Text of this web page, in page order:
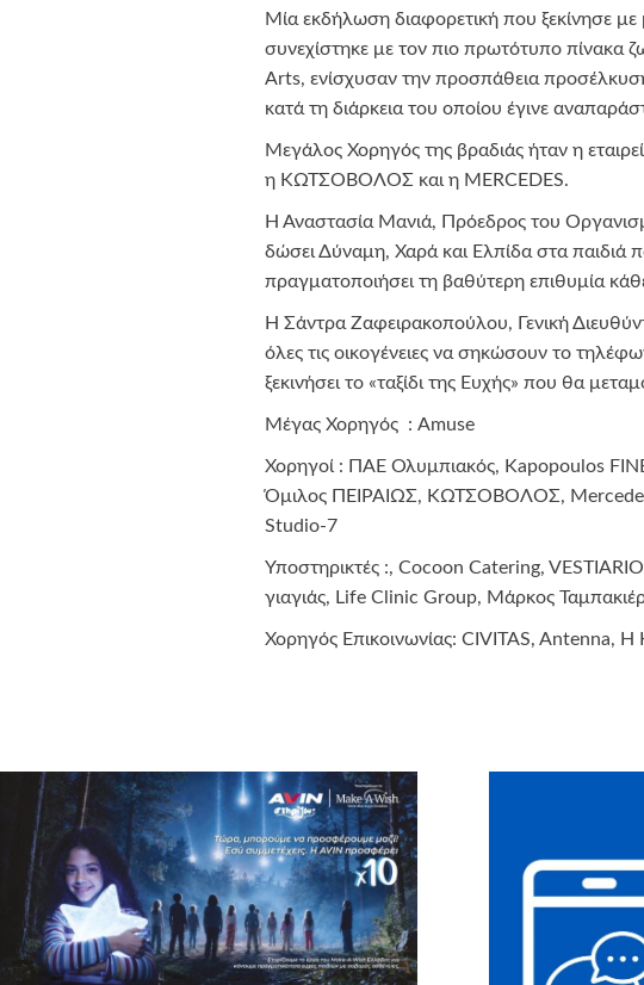
Μία εκδήλωση διαφορετική που ξεκίνησε
συνεχίστηκε με τον πιο πρωτότυπο
Arts, ενίσχυσαν την προσπάθεια
κατά τη διάρκεια του οποίου έγινε
Μεγάλος Χορηγός της βραδιάς ήταν η
η ΚΩΤΣΟΒΟΛΟΣ και η MERCEDES.
Η Αναστασία Μανιά, Πρόεδρος του
δώσει Δύναμη, Χαρά και Ελπίδα στα παιδιά
πραγματοποιήσει τη βαθύτερη επιθυμία
Η Σάντρα Ζαφειρακοπούλου, Γενική
όλες τις οικογένειες να σηκώσουν το
ξεκινήσει το «ταξίδι της Ευχής» που θα
Μέγας Χορηγός : Amuse
Χορηγoί : ΠΑΕ Ολυμπιακός, Kapopoulos
Όμιλος ΠΕΙΡΑΙΩΣ, ΚΩΤΣΟΒΟΛΟΣ,
Studio-7
Υποστηρικτές :, Cocoon Catering,
γιαγιάς, Life Clinic Group, Μάρκος
Χορηγός Επικοινωνίας: CIVITAS,